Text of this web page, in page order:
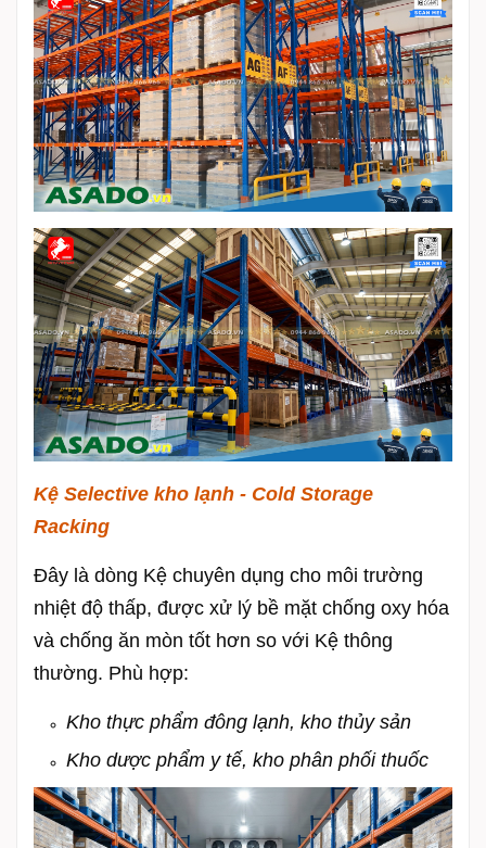
Kệ Selective kho lạnh - Cold Storage
Racking
Đây là dòng Kệ chuyên dụng cho môi trường
nhiệt độ thấp, được xử lý bề mặt chống oxy hóa
và chống ăn mòn tốt hơn so với Kệ thông
thường. Phù hợp:
Kho thực phẩm đông lạnh, kho thủy sản
Kho dược phẩm y tế, kho phân phối thuốc